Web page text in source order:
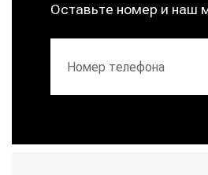
Оставьте номер и наш